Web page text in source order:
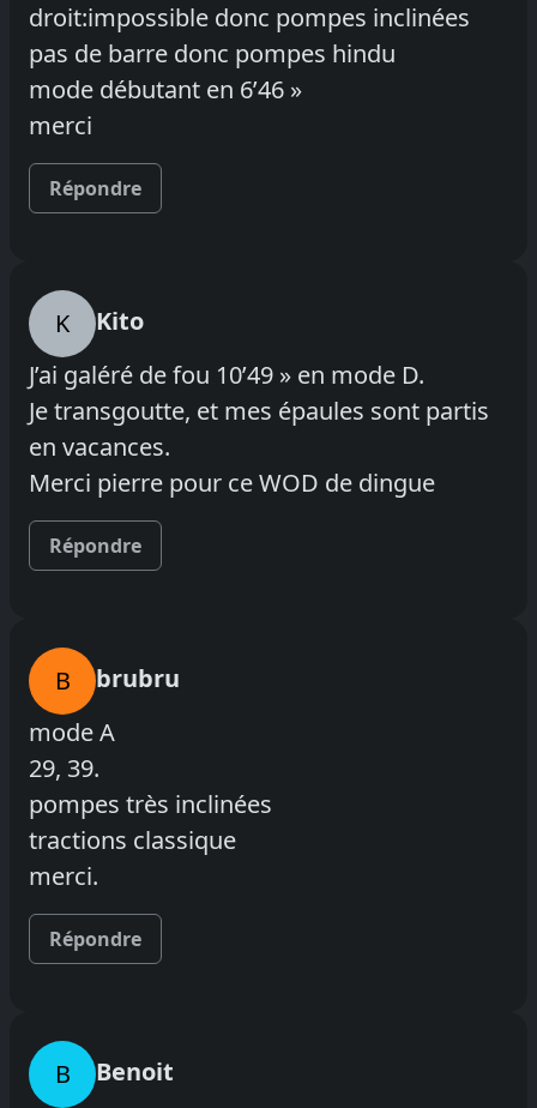
droit:impossible donc pompes inclinées
pas de barre donc pompes hindu
mode débutant en 6’46 »
merci
Répondre
K
Kito
J’ai galéré de fou 10’49 » en mode D.
Je transgoutte, et mes épaules sont partis
en vacances.
Merci pierre pour ce WOD de dingue
Répondre
B
brubru
mode A
29, 39.
pompes très inclinées
tractions classique
merci.
Répondre
B
Benoit